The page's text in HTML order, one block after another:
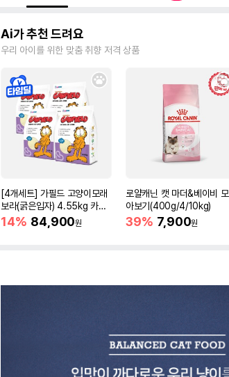
Ai가 추천 드려요
우리 아이를 위한 맞춤 취향 저격 상품
[4개세트] 가필드 고양이모래
보라(굵은입자) 4.55kg 카사
바모래
14% 84,900원
로얄캐닌 캣 마더&베이비 모
아보기(400g/4/10kg)
39% 7,900원